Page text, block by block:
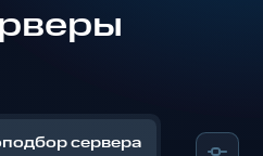
сервера